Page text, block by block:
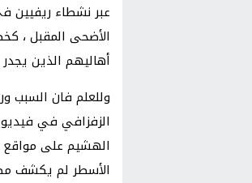
عبر نشطاء ريفيين
الأضحى المقبل ،
أهاليهم الذين
وللعلم فان السبب
الزفزافي في فيديو
الهشيم على مواقع
الأسطر لم يكشف